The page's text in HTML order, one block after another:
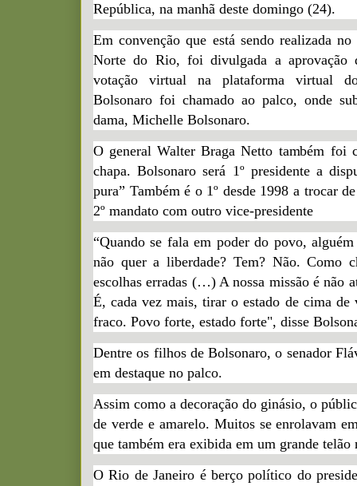
República, na manhã deste domingo (24).
Em convenção que está sendo realizada
Norte do Rio, foi divulgada a aprovação
votação virtual na plataforma virtual
Bolsonaro foi chamado ao palco, onde
dama, Michelle Bolsonaro.
O general Walter Braga Netto também foi
chapa. Bolsonaro será 1º presidente a
pura” Também é o 1º desde 1998 a trocar
2º mandato com outro vice-presidente
“Quando se fala em poder do povo,
não quer a liberdade? Tem? Não. Como
escolhas erradas (…) A nossa missão é não
É, cada vez mais, tirar o estado de cima de
fraco. Povo forte, estado forte", disse
Dentre os filhos de Bolsonaro, o senador
em destaque no palco.
Assim como a decoração do ginásio, o
de verde e amarelo. Muitos se enrolavam
que também era exibida em um grande telão
O Rio de Janeiro é berço político do